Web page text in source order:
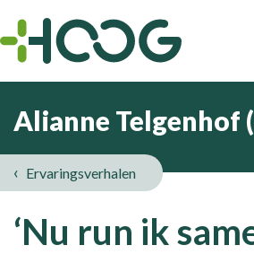
Alianne Telgenhof
Ervaringsverhalen
‘Nu run ik